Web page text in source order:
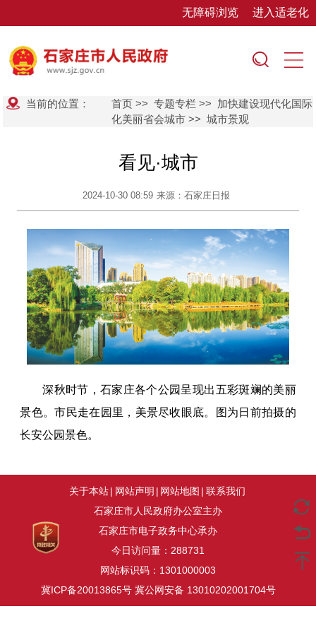
无障碍浏览 进入适老化
当前的位置： 首页 >>专题专栏 >> 加快建设现代化国际
化美丽省会城市 >>城市景观
看见·城市
2024-10-30 08:59 来源：石家庄日报
深秋时节，石家庄各个公园呈现出五彩斑斓的美丽
景色。市民走在园里，美景尽收眼底。图为日前拍摄的
长安公园景色。
关于本站| 网站声明 | 网站地图 | 联系我们
石家庄市人民政府办公室主办
石家庄市电子政务中心承办
今日访问量： 288731
网站标识码：1301000003
冀ICP备20013865号 冀公网安备 13010202001704号